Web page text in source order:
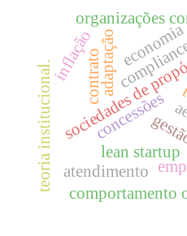
concessões
sociedades de
teoria institucional. lean startup
adaptação
comportamento
atendimento
organizações
economia
contrato
inflação